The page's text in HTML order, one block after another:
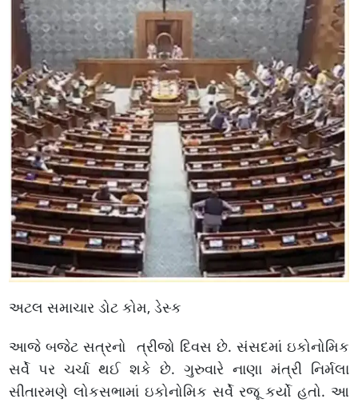
અટલ સમાચાર ડોટ કોમ, ડેસ્ક
આજે બજેટ સત્રનો ત્રીજો દિવસ છે. સંસદમાં ઇકોનોમિક
સર્વે પર ચર્ચા થઈ શકે છે. ગુરુવારે નાણા મંત્રી નિર્મલા
સીતારમણે લોકસભામાં ઇકોનોમિક સર્વે રજૂ કર્યો હતો. આ